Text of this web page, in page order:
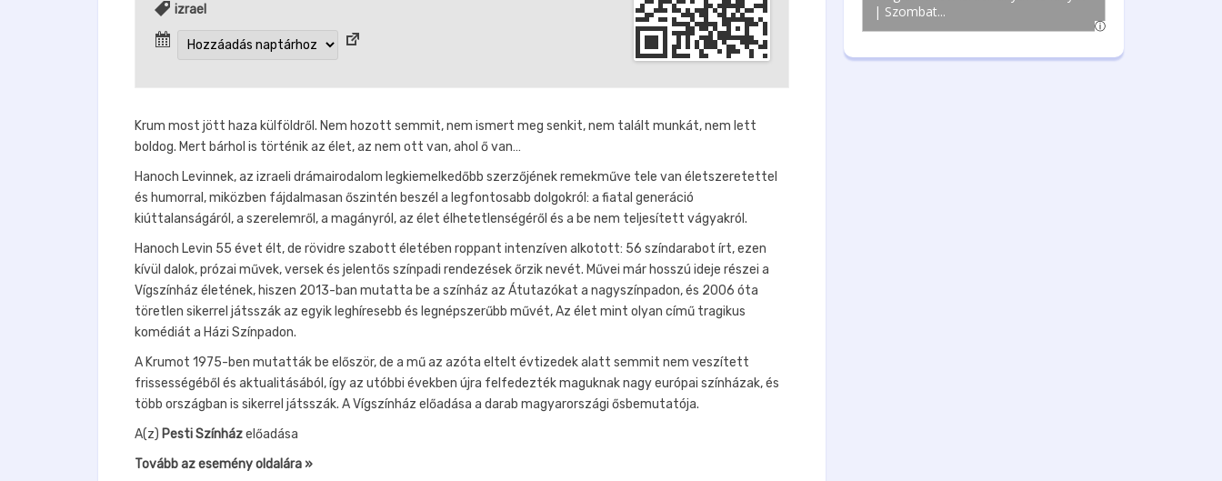
izrael
Krum most jött haza külföldről. Nem hozott semmit, nem ismert meg senkit, nem talált munkát, nem lett
boldog. Mert bárhol is történik az élet, az nem ott van, ahol ő van…
Hanoch Levinnek, az izraeli drámairodalom legkiemelkedőbb szerzőjének remekműve tele van életszeretettel
és humorral, miközben fájdalmasan őszintén beszél a legfontosabb dolgokról: a fiatal generáció
kiúttalanságáról, a szerelemről, a magányról, az élet élhetetlenségéről és a be nem teljesített vágyakról.
Hanoch Levin 55 évet élt, de rövidre szabott életében roppant intenzíven alkotott: 56 színdarabot írt, ezen
kívül dalok, prózai művek, versek és jelentős színpadi rendezések őrzik nevét. Művei már hosszú ideje részei a
Vígszínház életének, hiszen 2013-ban mutatta be a színház az Átutazókat a nagyszínpadon, és 2006 óta
töretlen sikerrel játsszák az egyik leghíresebb és legnépszerűbb művét, Az élet mint olyan című tragikus
komédiát a Házi Színpadon.
A Krumot 1975-ben mutatták be először, de a mű az azóta eltelt évtizedek alatt semmit nem veszített
frissességéből és aktualitásából, így az utóbbi években újra felfedezték maguknak nagy európai színházak, és
több országban is sikerrel játsszák. A Vígszínház előadása a darab magyarországi ősbemutatója.
A(z) Pesti Színházelőadása
Tovább az esemény oldalára »